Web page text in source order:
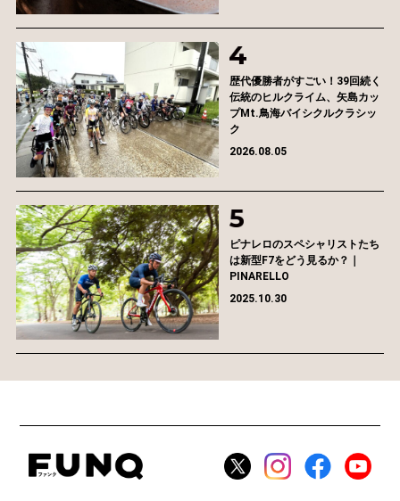
歴代優勝者がすごい！39回続く
伝統のヒルクライム、矢島カッ
プMt.鳥海バイシクルクラシッ
ク
2026.08.05
ピナレロのスペシャリストたち
は新型F7をどう見るか？｜
PINARELLO
2025.10.30